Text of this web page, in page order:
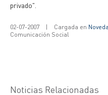
privado".
02-07-2007 | Cargada en
Comunicación Social
Noticias Relacionadas